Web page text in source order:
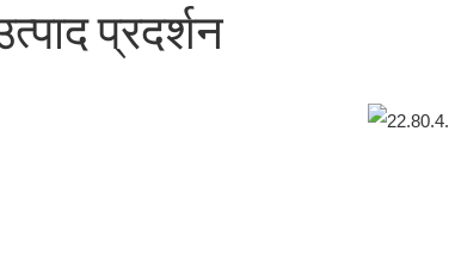
प्रदर्शन